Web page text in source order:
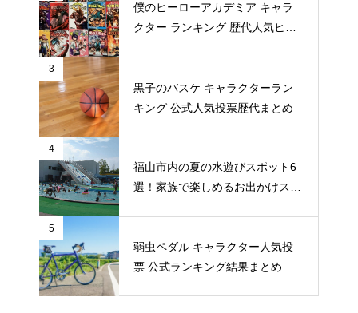
僕のヒーローアカデミア キャラ
クター ランキング 歴代人気ヒー
3
黒子のバスケ キャラクターラン
キング 公式人気投票歴代まとめ
4
福山市内の夏の水遊びスポット6
選！家族で楽しめるお出かけスポ
5
弱虫ペダル キャラクター人気投
票 公式ランキング結果まとめ